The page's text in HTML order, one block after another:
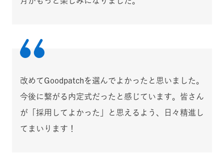
改めてGoodpatchを選んでよかったと思いました。
今後に繋がる内定式だったと感じています。皆さん
が「採用してよかった」と思えるよう、日々精進し
てまいります！